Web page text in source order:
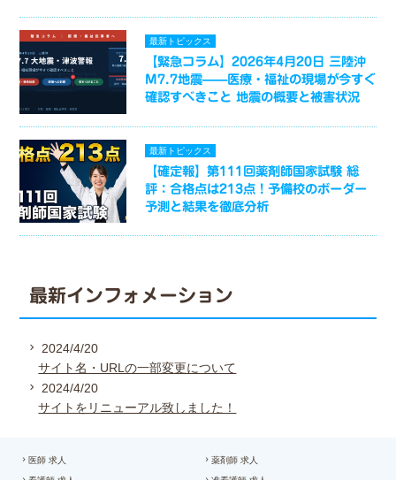
最新トピックス
【緊急コラム】2026年4月20日 三陸沖
M7.7地震——医療・福祉の現場が今すぐ
確認すべきこと 地震の概要と被害状況
最新トピックス
【確定報】第111回薬剤師国家試験 総
評：合格点は213点！予備校のボーダー
予測と結果を徹底分析
最新インフォメーション
2024/4/20
サイト名・URLの一部変更について
2024/4/20
サイトをリニューアル致しました！
医師 求人 薬剤師 求人